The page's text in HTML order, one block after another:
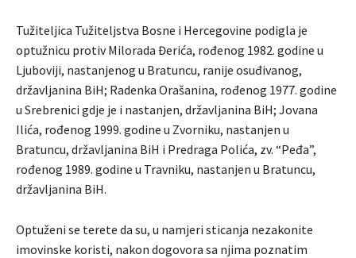
Tužiteljica Tužiteljstva Bosne i Hercegovine podigla je
optužnicu protiv Milorada Đerića, rođenog 1982. godine u
Ljuboviji, nastanjenog u Bratuncu, ranije osuđivanog,
državljanina BiH; Radenka Orašanina, rođenog 1977. godine
u Srebrenici gdje je i nastanjen, državljanina BiH; Jovana
Ilića, rođenog 1999. godine u Zvorniku, nastanjen u
Bratuncu, državljanina BiH i Predraga Polića, zv. “Peđa”,
rođenog 1989. godine u Travniku, nastanjen u Bratuncu,
državljanina BiH.
Optuženi se terete da su, u namjeri sticanja nezakonite
imovinske koristi, nakon dogovora sa njima poznatim